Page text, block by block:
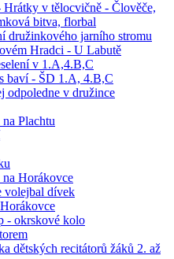
v tělocvičně - Člověče,
bitva, florbal
družinkového jarního stromu
Hradci - U Labutě
v 1.A,4.B,C
baví - ŠD 1.A, 4.B,C
odpoledne v družince
Plachtu
Horákovce
volejbal dívek
- okrskové kolo
dětských recitátorů žáků 2. až